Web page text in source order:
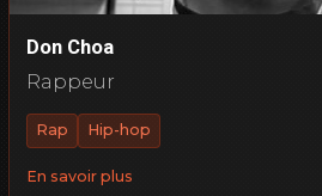
Don Choa
Rappeur
Rap Hip-hop
En savoir plus